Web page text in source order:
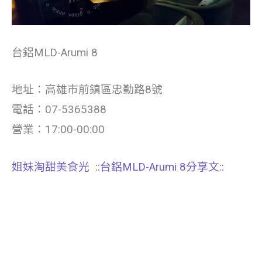
台鋁MLD-Arumi 8
地址：高雄市前鎮區忠勤路8號
電話：07-5365388
營業：17:00-00:00
姐妹淘甜美食光 ::台鋁MLD-Arumi 8分享文::